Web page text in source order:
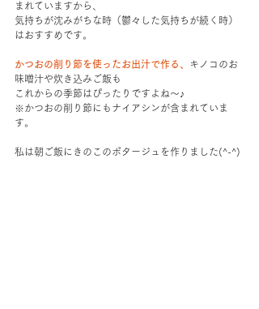
まれていますから、
気持ちが沈みがちな時（鬱々した気持ちが続く時）
はおすすめです。
かつおの削り節を使ったお出汁で作る、
キノコのお
味噌汁や炊き込みご飯も
これからの季節はぴったりですよね～♪
※かつおの削り節にもナイアシンが含まれていま
す。
私は朝ご飯にきのこのポタージュを作りました(^-^)